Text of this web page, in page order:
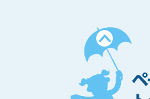
ペ
ー
ジ